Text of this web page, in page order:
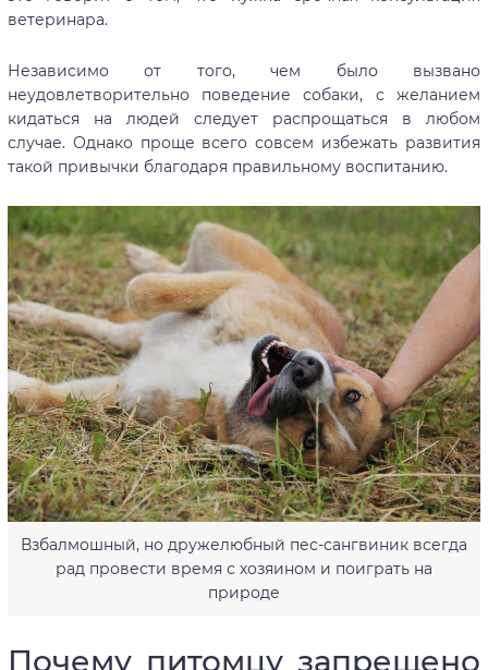
ветеринара.
Независимо от того, чем было вызвано
неудовлетворительно поведение собаки, с желанием
кидаться на людей следует распрощаться в любом
случае. Однако проще всего совсем избежать развития
такой привычки благодаря правильному воспитанию.
Взбалмошный, но дружелюбный пес-сангвиник всегда
рад провести время с хозяином и поиграть на
природе
Почему питомцу запрещено